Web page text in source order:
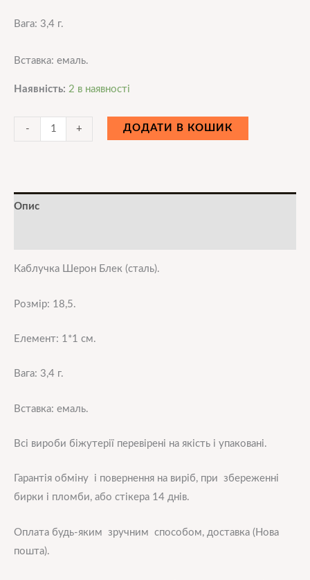
Вага: 3,4 г.
Вставка: емаль.
Наявність: 2 в наявності
- + ДОДАТИ В КОШИК
Опис
Каблучка Шерон Блек (сталь).
Розмір: 18,5.
Елемент: 1*1 см.
Вага: 3,4 г.
Вставка: емаль.
Всі вироби біжутерії перевірені на якість і упаковані.
Гарантія обміну і повернення на виріб, при збереженні
бирки і пломби, або стікера 14 днів.
Оплата будь-яким зручним способом, доставка (Нова
пошта).